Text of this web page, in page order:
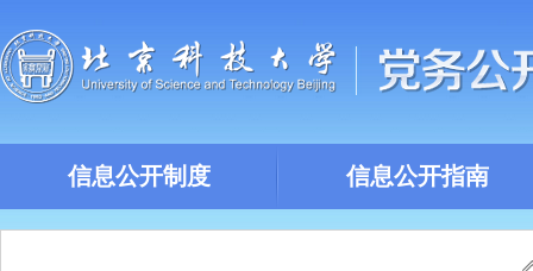
信息公开制度 信息公开指南